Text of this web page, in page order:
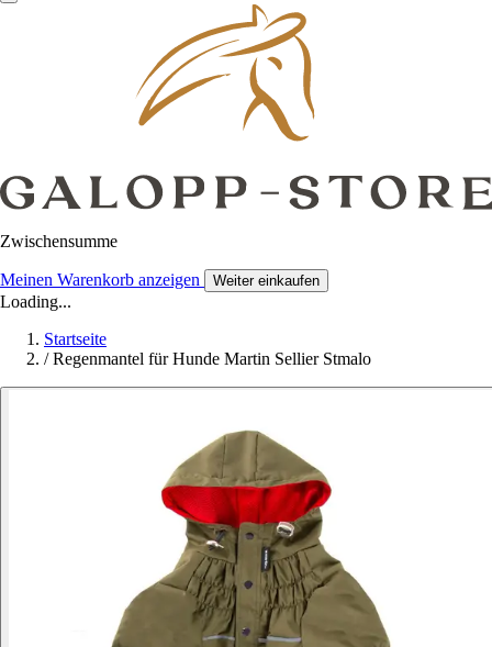
Zwischensumme
Meinen Warenkorb anzeigen Weiter einkaufen
Loading...
Startseite
/ Regenmantel für Hunde Martin Sellier Stmalo